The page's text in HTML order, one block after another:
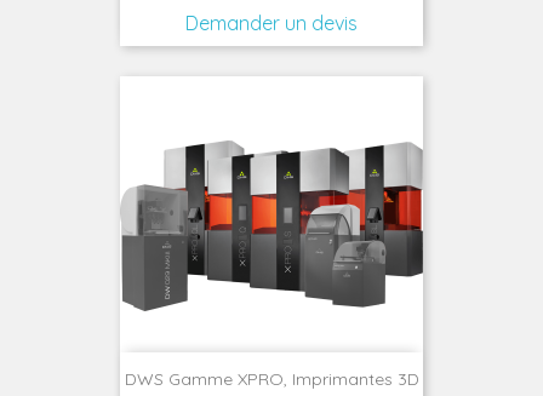
Demander un devis
DWS Gamme XPRO, Imprimantes 3D